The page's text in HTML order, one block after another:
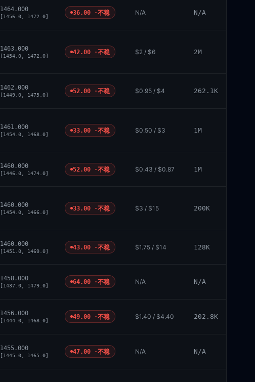
1464.000
[1456.0, 1472.0]
36.00 ·不稳 N/A N/A
1463.000
[1454.0, 1472.0]
42.00 ·不稳 $2 / $6 2M
1462.000
[1449.0, 1475.0]
52.00 ·不稳 $0.95 / $4 262.1K
1461.000
[1454.0, 1468.0]
33.00 ·不稳 $0.50 / $3 1M
1460.000
[1446.0, 1474.0]
52.00 ·不稳 $0.43 / $0.87 1M
1460.000
[1454.0, 1466.0]
33.00 ·不稳 $3 / $15 200K
1460.000
[1451.0, 1469.0]
43.00 ·不稳 $1.75 / $14 128K
1458.000
[1437.0, 1479.0]
64.00 ·不稳 N/A N/A
1456.000
[1444.0, 1468.0]
49.00 ·不稳 $1.40 / $4.40 202.8K
1455.000
[1445.0, 1465.0]
47.00 ·不稳 N/A N/A